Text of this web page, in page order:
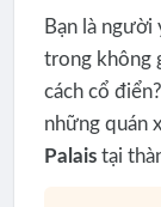
Bạn là
trong không
cách cổ
những quán
Palaistại